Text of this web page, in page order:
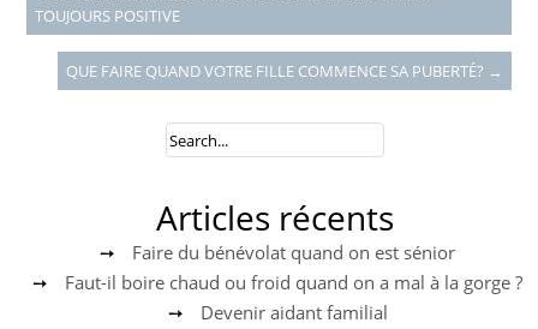
TOUJOURS POSITIVE
QUE FAIRE QUAND VOTRE FILLE COMMENCE SA PUBERTÉ? →
Articles récents
Faire du bénévolat quand on est sénior
Faut-il boire chaud ou froid quand on a mal à la gorge ?
Devenir aidant familial